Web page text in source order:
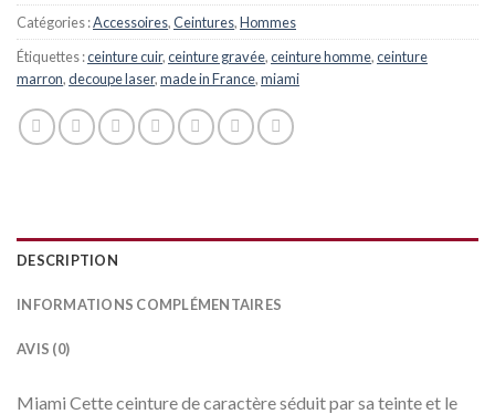
Catégories :Accessoires,Ceintures,Hommes
Étiquettes :ceinture cuir,ceinture gravée,ceinture homme,ceinture
marron,decoupe laser,made in France,miami
DESCRIPTION
INFORMATIONS COMPLÉMENTAIRES
AVIS (0)
Miami Cette ceinture de caractère séduit par sa teinte et le